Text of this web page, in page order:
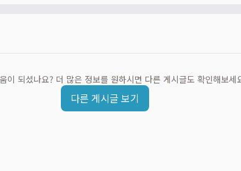
이 되셨나요? 더 많은 정보를 원하시면 다른 게시글도 확인해보세
다른 게시글 보기